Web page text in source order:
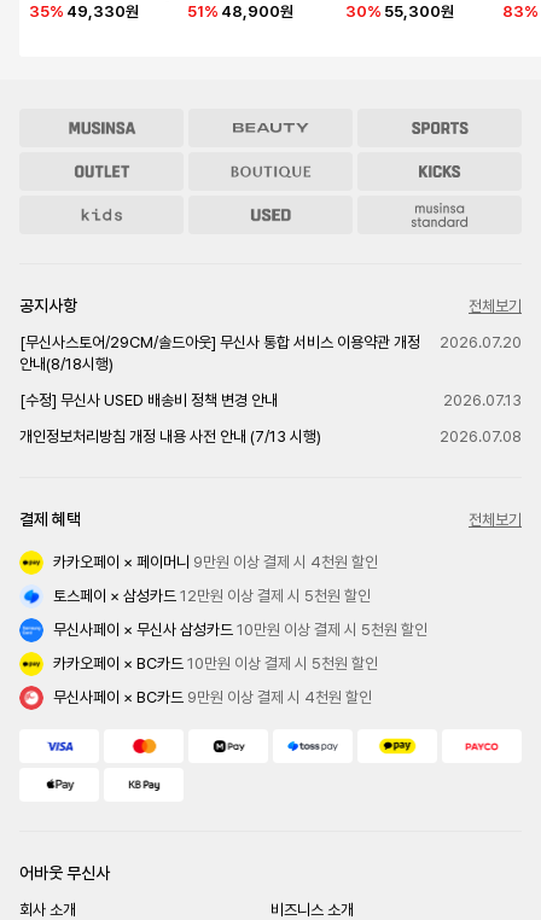
35% 49,330원
51% 48,900원
30% 55,300원
83%
공지사항
전체보기
[무신사스토어/29CM/솔드아웃] 무신사 통합 서비스 이용약관 개정
안내(8/18시행)
2026.07.20
[수정] 무신사 USED 배송비 정책 변경 안내
2026.07.13
개인정보처리방침 개정 내용 사전 안내 (7/13 시행)
2026.07.08
결제 혜택 전체보기
카카오페이 × 페이머니 9만원 이상 결제 시 4천원 할인
토스페이 × 삼성카드 12만원 이상 결제 시 5천원 할인
무신사페이 × 무신사 삼성카드 10만원 이상 결제 시 5천원 할인
카카오페이 × BC카드 10만원 이상 결제 시 5천원 할인
무신사페이 × BC카드 9만원 이상 결제 시 4천원 할인
어바웃 무신사
회사 소개
비즈니스 소개